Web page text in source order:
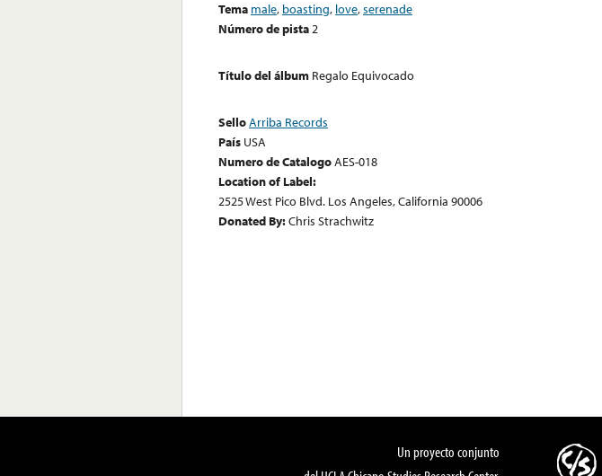
Tema male, boasting, love,serenade
Número de pista2
Título del álbum Regalo Equivocado
SelloArriba Records
País USA
Numero de CatalogoAES-018
Location of Label:
2525 West Pico Blvd. Los Angeles, California 90006
Donated By:Chris Strachwitz
Un proyecto conjunto